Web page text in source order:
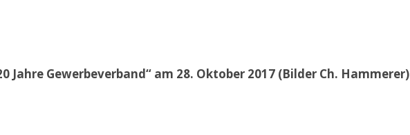
Jahre Gewerbeverband“ am 28. Oktober 2017 (Bilder Ch. Hammerer)